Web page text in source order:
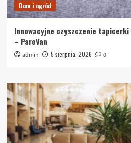
Dom i ogród
Innowacyjne czyszczenie tapicerki
– ParoVan
admin 5 sierpnia, 2026 0